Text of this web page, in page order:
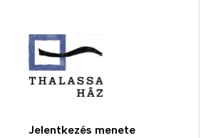
tartalomra
Jelentkezés menete